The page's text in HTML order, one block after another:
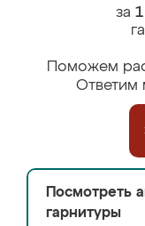
за
Поможем
Ответим
Посмотреть
гарнитуры